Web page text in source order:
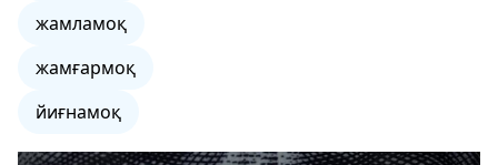
жамламоқ
жамғармоқ
йиғнамоқ